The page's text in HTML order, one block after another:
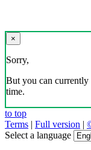
×
Sorry,
But you can currently
time.
to top
Terms | Full version |
Select a language